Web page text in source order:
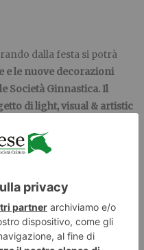
dalla festa si potrà
e le nuove decorazioni
Società Ginnastica. Il
di light, visual & artistic
losviluppo ed il
sportiva ed
, creando nel 2002 la FLIC
in pochi anni una delle